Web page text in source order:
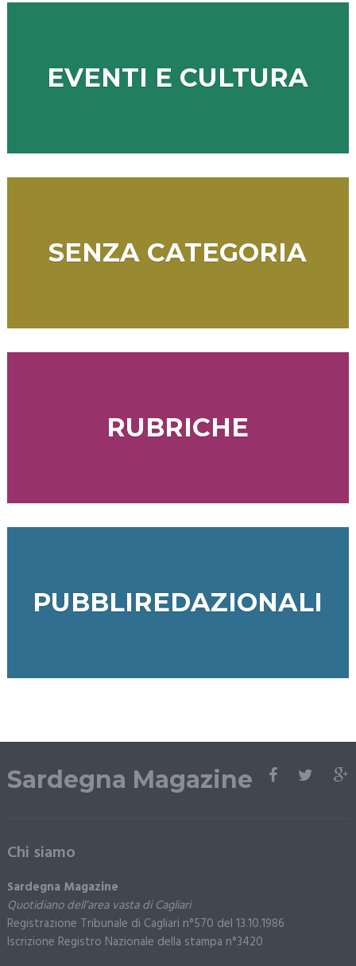
EVENTI E CULTURA
SENZA CATEGORIA
RUBRICHE
PUBBLIREDAZIONALI
Sardegna Magazine
Chi siamo
Sardegna Magazine
Quotidiano dell’area vasta di Cagliari
Registrazione Tribunale di Cagliari n°570 del 13.10.1986
Iscrizione Registro Nazionale della stampa n°3420